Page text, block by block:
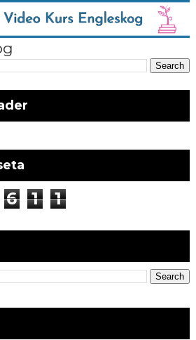
6 1 1